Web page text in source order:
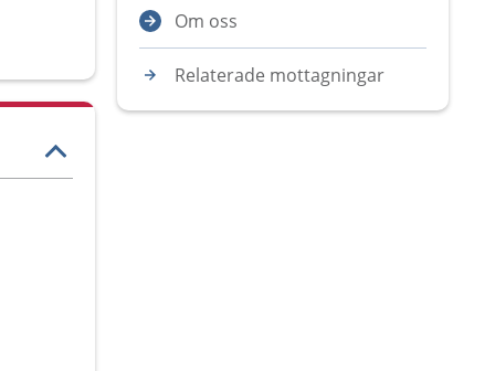
Om oss
Relaterade mottagningar